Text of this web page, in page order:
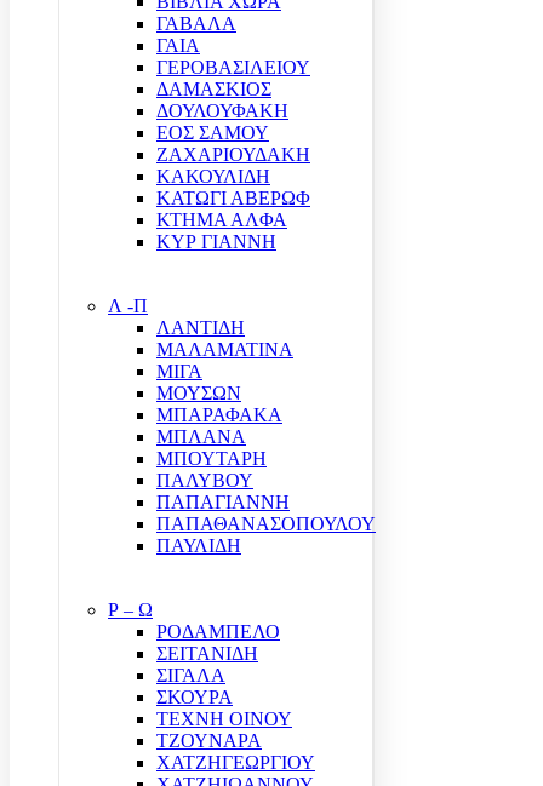
ΓΑΒΑΛΑ
ΓΑΙΑ
ΓΕΡΟΒΑΣΙΛΕΙΟΥ
ΔΑΜΑΣΚΙΟΣ
ΔΟΥΛΟΥΦΑΚΗ
ΕΟΣ ΣΑΜΟΥ
ΖΑΧΑΡΙΟΥΔΑΚΗ
ΚΑΚΟΥΛΙΔΗ
ΚΑΤΩΓΙ ΑΒΕΡΩΦ
ΚΤΗΜΑ ΑΛΦΑ
ΚΥΡ ΓΙΑΝΝΗ
Λ -Π
ΛΑΝΤΙΔΗ
ΜΑΛΑΜΑΤΙΝΑ
ΜΙΓΑ
ΜΟΥΣΩΝ
ΜΠΑΡΑΦΑΚΑ
ΜΠΛΑΝΑ
ΜΠΟΥΤΑΡΗ
ΠΑΛΥΒΟΥ
ΠΑΠΑΓΙΑΝΝΗ
ΠΑΠΑΘΑΝΑΣΟΠΟΥΛΟΥ
ΠΑΥΛΙΔΗ
Ρ – Ω
ΡΟΔΑΜΠΕΛΟ
ΣΕΙΤΑΝΙΔΗ
ΣΙΓΑΛΑ
ΣΚΟΥΡΑ
ΤΕΧΝΗ ΟΙΝΟΥ
ΤΖΟΥΝΑΡΑ
ΧΑΤΖΗΓΕΩΡΓΙΟΥ